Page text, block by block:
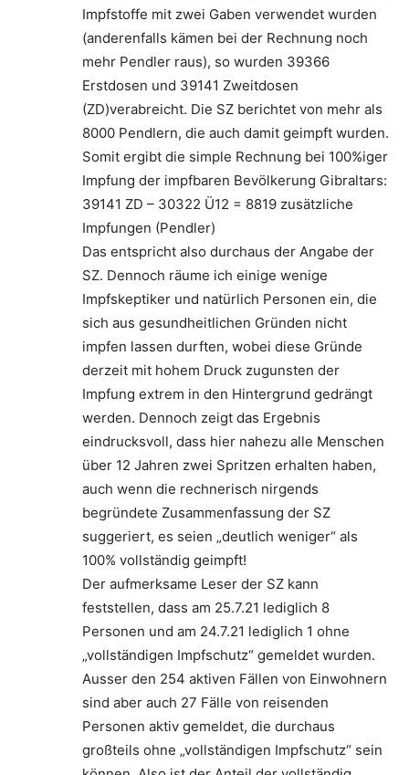
Impfstoffe mit zwei Gaben verwendet wurden
(anderenfalls kämen bei der Rechnung noch
mehr Pendler raus), so wurden 39366
Erstdosen und 39141 Zweitdosen
(ZD)verabreicht. Die SZ berichtet von mehr als
8000 Pendlern, die auch damit geimpft wurden.
Somit ergibt die simple Rechnung bei 100%iger
Impfung der impfbaren Bevölkerung Gibraltars:
39141 ZD – 30322 Ü12 = 8819 zusätzliche
Impfungen (Pendler)
Das entspricht also durchaus der Angabe der
SZ. Dennoch räume ich einige wenige
Impfskeptiker und natürlich Personen ein, die
sich aus gesundheitlichen Gründen nicht
impfen lassen durften, wobei diese Gründe
derzeit mit hohem Druck zugunsten der
Impfung extrem in den Hintergrund gedrängt
werden. Dennoch zeigt das Ergebnis
eindrucksvoll, dass hier nahezu alle Menschen
über 12 Jahren zwei Spritzen erhalten haben,
auch wenn die rechnerisch nirgends
begründete Zusammenfassung der SZ
suggeriert, es seien „deutlich weniger“ als
100% vollständig geimpft!
Der aufmerksame Leser der SZ kann
feststellen, dass am 25.7.21 lediglich 8
Personen und am 24.7.21 lediglich 1 ohne
„vollständigen Impfschutz“ gemeldet wurden.
Ausser den 254 aktiven Fällen von Einwohnern
sind aber auch 27 Fälle von reisenden
Personen aktiv gemeldet, die durchaus
großteils ohne „vollständigen Impfschutz“ sein